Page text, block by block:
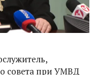
совета при УМВД